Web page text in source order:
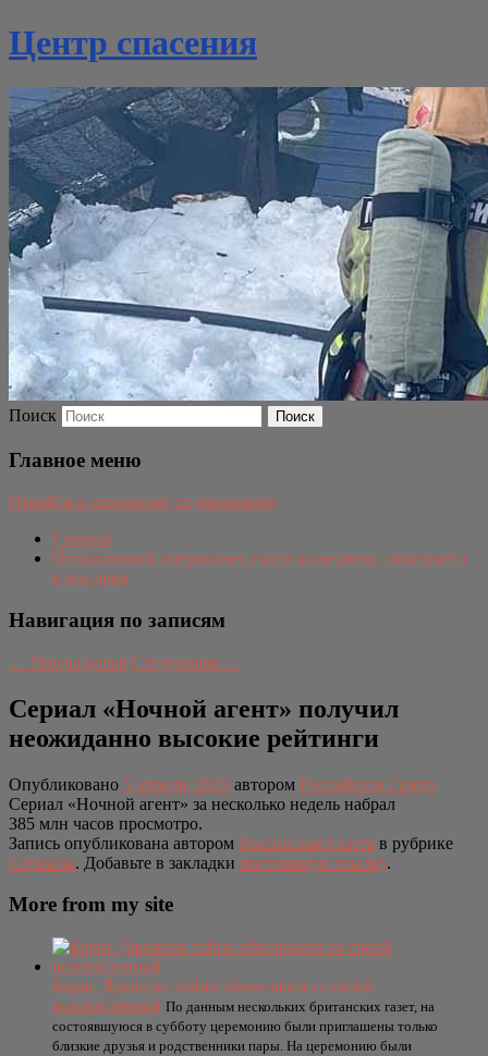
Центр спасения
Поиск
Главное меню
Перейти к основному содержимому
Главная
Отдыхающий американец напугал медведя, зашедшего
в его двор
Навигация по записям
← Предыдущая Следующая →
Сериал «Ночной агент» получил
неожиданно высокие рейтинги
Опубликовано 5 апреля, 2023 автором Российская Газета
Сериал «Ночной агент» за несколько недель набрал
385 млн часов просмотро.
Запись опубликована автором Российская Газета в рубрике
Сериалы. Добавьте в закладки постоянную ссылку.
More from my site
Борис Джонсон тайно обвенчался со своей
возлюбленной По данным нескольких британских газет, на
состоявшуюся в субботу церемонию были приглашены только
близкие друзья и родственники пары. На церемонию были